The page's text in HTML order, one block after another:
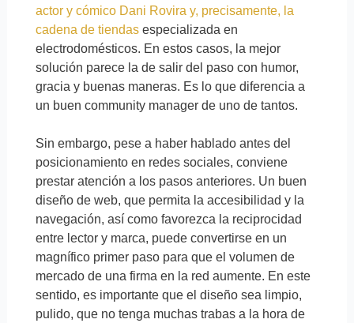
actor y cómico Dani Rovira y, precisamente, la
cadena de tiendasespecializada en
electrodomésticos. En estos casos, la mejor
solución parece la de salir del paso con humor,
gracia y buenas maneras. Es lo que diferencia a
un buen community manager de uno de tantos.
Sin embargo, pese a haber hablado antes del
posicionamiento en redes sociales, conviene
prestar atención a los pasos anteriores. Un buen
diseño de web, que permita la accesibilidad y la
navegación, así como favorezca la reciprocidad
entre lector y marca, puede convertirse en un
magnífico primer paso para que el volumen de
mercado de una firma en la red aumente. En este
sentido, es importante que el diseño sea limpio,
pulido, que no tenga muchas trabas a la hora de